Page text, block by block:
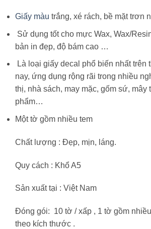
Giấy màu trắng, xé rách, bề mặt trơn
Sử dụng tốt cho mực Wax, Wax/
bản in đẹp, độ bám cao …
Là loại giấy decal phổ biến nhất trên
nay, ứng dụng rộng rãi trong nhiều
thị, nhà sách, may mặc, gốm sứ, mây
phẩm…
Một tờ gồm nhiều tem
Chất lượng : Đẹp, mịn, láng.
Quy cách : Khổ A5
Sản xuất tại : Việt Nam
Đóng gói: 10 tờ / xấp , 1 tờ gồm
theo kích thước .